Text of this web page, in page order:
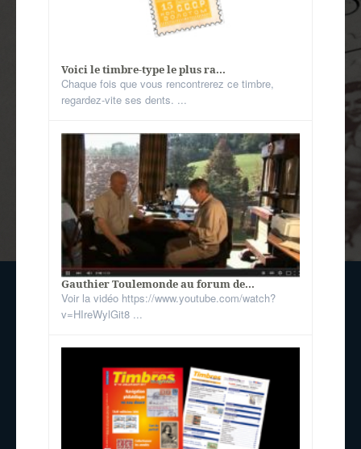
Voici le timbre-type le plus ra...
Chaque fois que vous rencontrerez ce timbre,
regardez-vite ses dents. ...
Gauthier Toulemonde au forum de...
Voir la vidéo https://www.youtube.com/watch?
v=HIreWylGit8 ...